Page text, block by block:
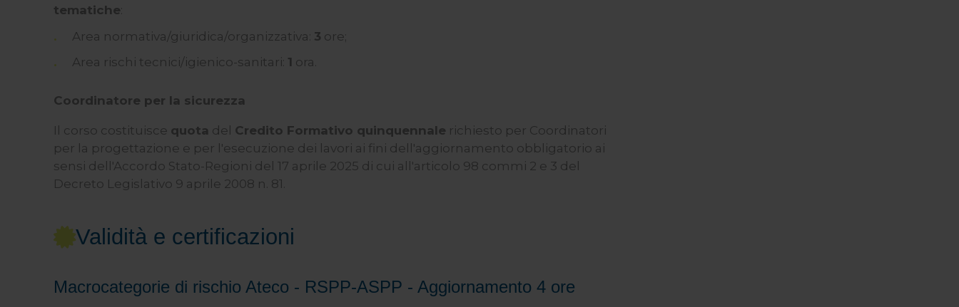
tematiche
Area normativa/giuridica/organizzativa: 3 ore;
Area rischi tecnici/igienico-sanitari: 1 ora.
Coordinatore per la sicurezza
Il corso costituisce quota del Credito Formativo quinquennale richiesto per Coordinatori
per la progettazione e per l'esecuzione dei lavori ai fini dell'aggiornamento obbligatorio ai
sensi dell'Accordo Stato-Regioni del 17 aprile 2025 di cui all'articolo 98 commi 2 e 3 del
Decreto Legislativo 9 aprile 2008 n. 81.
Validità e certificazioni
Macrocategorie di rischio Ateco - RSPP-ASPP - Aggiornamento 4 ore